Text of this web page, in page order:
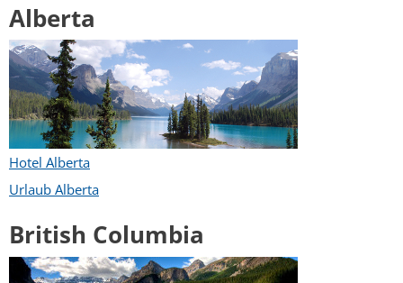
Alberta
Hotel Alberta
Urlaub Alberta
British Columbia